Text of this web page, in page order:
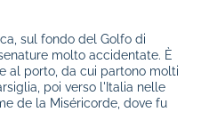
sul fondo del Golfo di
molto accidentate. È
al porto, da cui partono molti
poi verso l'Italia nelle
de la Miséricorde, dove fu